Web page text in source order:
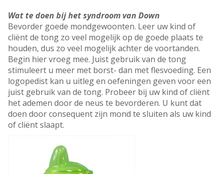
Wat te doen bij het syndroom van Down
Bevorder goede mondgewoonten. Leer uw kind of
cliënt de tong zo veel mogelijk op de goede plaats te
houden, dus zo veel mogelijk achter de voortanden.
Begin hier vroeg mee. Juist gebruik van de tong
stimuleert u meer met borst- dan met flesvoeding. Een
logopedist kan u uitleg en oefeningen geven voor een
juist gebruik van de tong. Probeer bij uw kind of cliënt
het ademen door de neus te bevorderen. U kunt dat
doen door consequent zijn mond te sluiten als uw kind
of cliënt slaapt.